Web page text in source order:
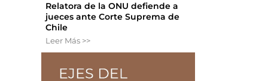
Relatora de la ONU defiende a
jueces ante Corte Suprema de
Chile
Leer Más >>